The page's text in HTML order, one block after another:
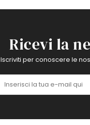
Ricevi la
Iscriviti per conoscere le